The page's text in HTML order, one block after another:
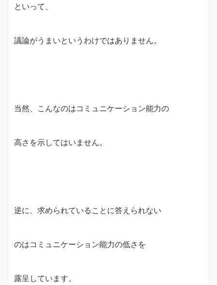
といって、
議論がうまいというわけではありません。
当然、こんなのはコミュニケーション能力の
高さを示してはいません。
逆に、求められていることに答えられない
のはコミュニケーション能力の低さを
露呈しています。